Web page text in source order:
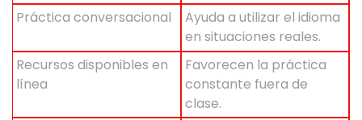
Práctica conversacional
Ayuda a utilizar el idioma
en situaciones reales.
Recursos disponibles en
línea
Favorecen la práctica
constante fuera de
clase.